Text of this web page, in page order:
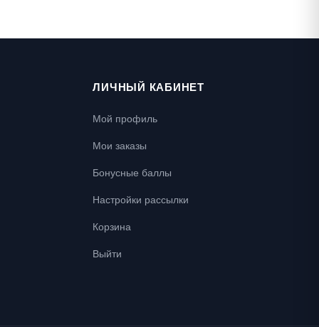
ЛИЧНЫЙ КАБИНЕТ
Мой профиль
Мои заказы
Бонусные баллы
Настройки рассылки
Корзина
Выйти